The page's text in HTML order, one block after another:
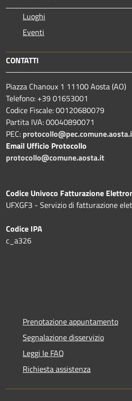
Luoghi
Eventi
CONTATTI
Piazza Chanoux 1 11100 Aosta (AO)
Telefono: +39 01653001
Codice Fiscale: 00120680079
Partita IVA: 00040890071
PEC:
Email Ufficio Protocollo
protocollo@comune.aosta.it
Codice Univoco Fatturazione
UFXGF3 - Servizio di fatturazione
Codice IPA
c_a326
Prenotazione appuntamento
Segnalazione disservizio
Leggi le FAQ
Richiesta assistenza